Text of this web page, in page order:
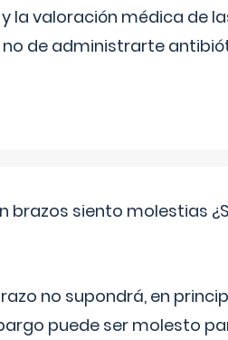
la valoración médica de
de administrarte
brazos siento molestias
no supondrá, en
puede ser molesto